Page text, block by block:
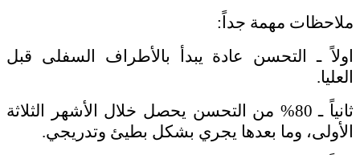
ملاحظات مهمة جداً:
اولاً ـ التحسن عادة يبدأ بالأطراف السفلى قبل
العليا.
ثانياً ـ 80% من التحسن يحصل خلال الأشهر الثلاثة
الأولى، وما بعدها يجري بشكل بطيئ وتدريجي.